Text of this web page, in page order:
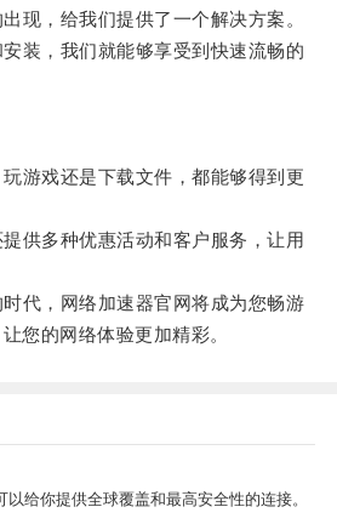
，给我们提供了一个解决方案。
，我们就能够享受到快速流畅的
戏还是下载文件，都能够得到更
多种优惠活动和客户服务，让用
，网络加速器官网将成为您畅游
您的网络体验更加精彩。
给你提供全球覆盖和最高安全性的连接。